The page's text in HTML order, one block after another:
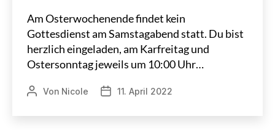
Am Osterwochenende findet kein
Gottesdienst am Samstagabend statt. Du bist
herzlich eingeladen, am Karfreitag und
Ostersonntag jeweils um 10:00 Uhr…
Beitragsautor
Von Nicole Veröffentlichungsdatum
11. April 2022